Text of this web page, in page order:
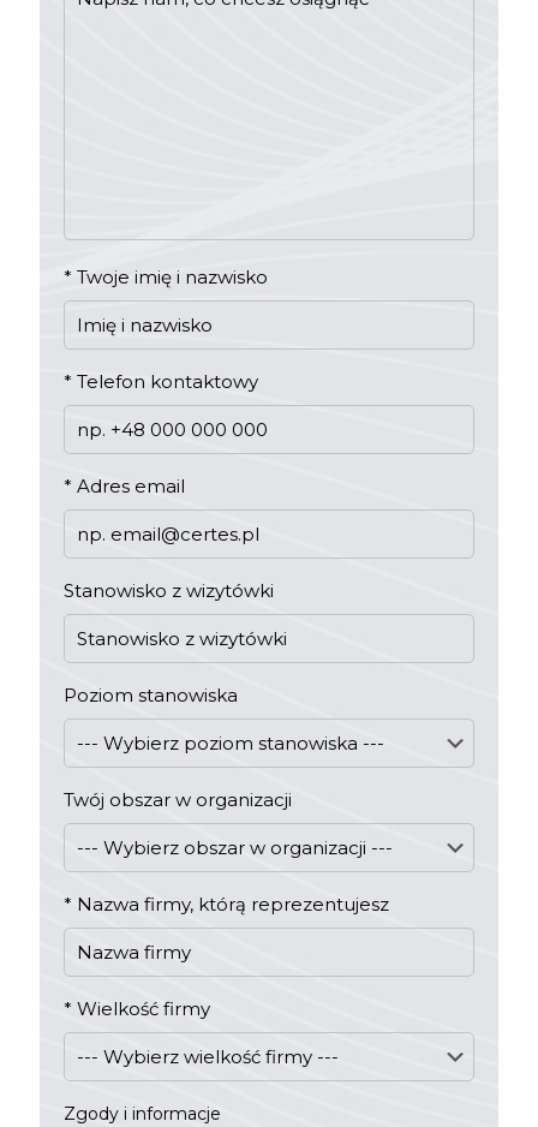
* Twoje imię i nazwisko
* Telefon kontaktowy
* Adres email
Stanowisko z wizytówki
Poziom stanowiska
Twój obszar w organizacji
* Nazwa firmy, którą reprezentujesz
* Wielkość firmy
Zgody i informacje